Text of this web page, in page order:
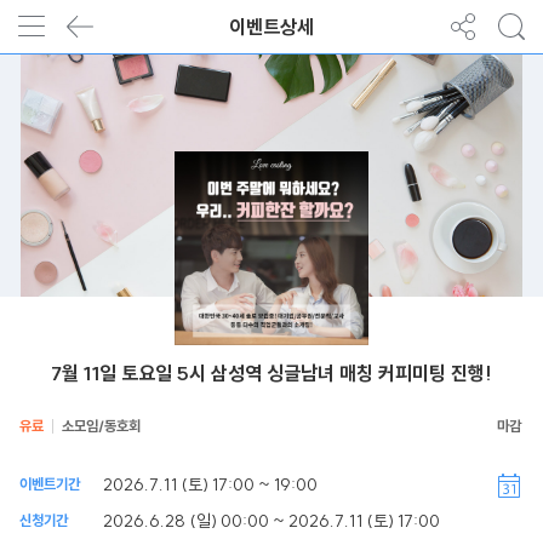
이벤트상세
7월 11일 토요일 5시 삼성역 싱글남녀 매칭 커피미팅 진행!
유료 소모임/동호회
이벤트기간 2026.7.11 (토) 17:00 ~ 19:00
신청기간 2026.6.28 (일) 00:00 ~ 2026.7.11 (토) 17:00